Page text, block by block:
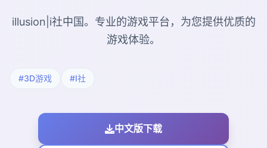
illusion|i社中国。专业的游戏平台，为您提供优质的
游戏体验。
#3D游戏 #I社
中文版下载